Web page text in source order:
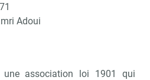
Adoui
une association loi 1901 qui